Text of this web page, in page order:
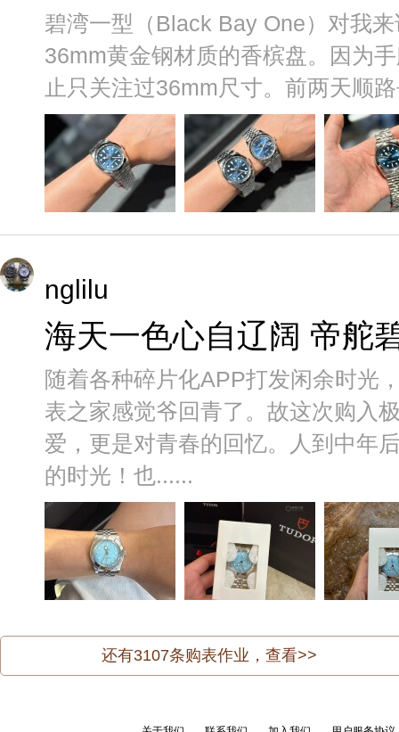
碧湾一型（Black Bay One）对我
36mm黄金钢材质的香槟盘。因为
止只关注过36mm尺寸。前两天顺
nglilu
海天一色心自辽阔 帝舵
随着各种碎片化APP打发闲余时光
表之家感觉爷回青了。故这次购入
爱，更是对青春的回忆。人到中年
的时光！也......
还有3107条购表作业，查看>>